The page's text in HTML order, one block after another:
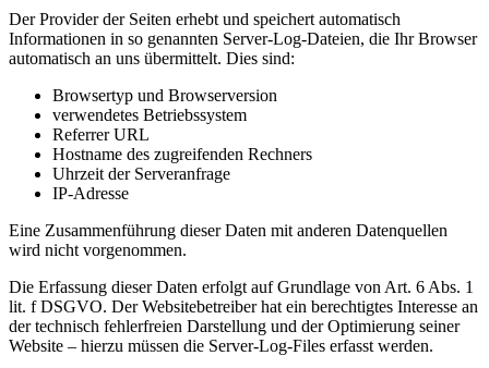
Der Provider der Seiten erhebt und speichert automatisch
Informationen in so genannten Server-Log-Dateien, die Ihr Browser
automatisch an uns übermittelt. Dies sind:
Browsertyp und Browserversion
verwendetes Betriebssystem
Referrer URL
Hostname des zugreifenden Rechners
Uhrzeit der Serveranfrage
IP-Adresse
Eine Zusammenführung dieser Daten mit anderen Datenquellen
wird nicht vorgenommen.
Die Erfassung dieser Daten erfolgt auf Grundlage von Art. 6 Abs. 1
lit. f DSGVO. Der Websitebetreiber hat ein berechtigtes Interesse an
der technisch fehlerfreien Darstellung und der Optimierung seiner
Website – hierzu müssen die Server-Log-Files erfasst werden.